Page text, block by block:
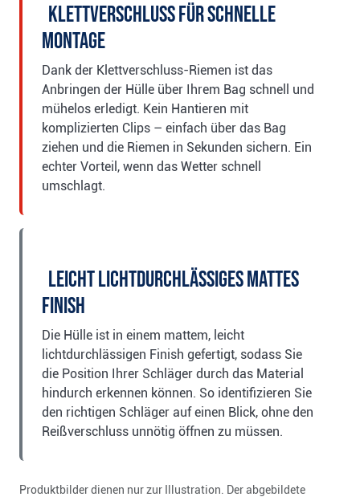
Klettverschluss für schnelle
Montage
Dank der Klettverschluss-Riemen ist das
Anbringen der Hülle über Ihrem Bag schnell und
mühelos erledigt. Kein Hantieren mit
komplizierten Clips – einfach über das Bag
ziehen und die Riemen in Sekunden sichern. Ein
echter Vorteil, wenn das Wetter schnell
umschlagt.
Leicht lichtdurchlässiges mattes
Finish
Die Hülle ist in einem mattem, leicht
lichtdurchlässigen Finish gefertigt, sodass Sie
die Position Ihrer Schläger durch das Material
hindurch erkennen können. So identifizieren Sie
den richtigen Schläger auf einen Blick, ohne den
Reißverschluss unnötig öffnen zu müssen.
Produktbilder dienen nur zur Illustration. Der abgebildete